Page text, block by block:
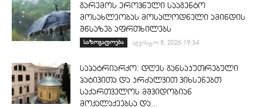
გარემოს ეროვნული სააგენტო
მოსახლეობას მოსალოდნელი ამინდის
შწსაზებ აფრთხილებს
საზოგადოება აგვისტო 8, 2026 19:34
საპატრიარქო: დღეს განსაკუთრებული
პატივითა და კრძალვით ვიხსენებთ
საქართველოს მშვიდობიან
მოქალაქეებსა და...